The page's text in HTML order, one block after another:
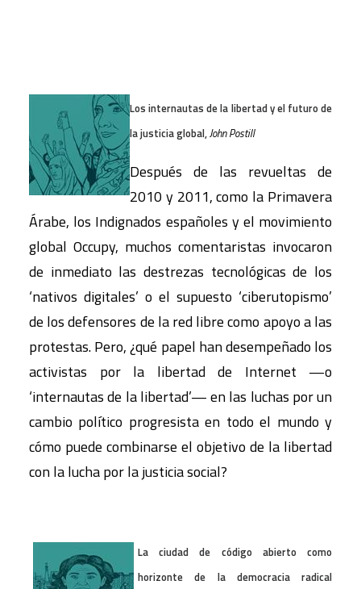
Los internautas de la libertad y el futuro de
la justicia global,John Postill
Después de las revueltas de
2010 y 2011, como la Primavera
Árabe, los Indignados españoles y el movimiento
global Occupy, muchos comentaristas invocaron
de inmediato las destrezas tecnológicas de los
‘nativos digitales’ o el supuesto ‘ciberutopismo’
de los defensores de la red libre como apoyo a las
protestas. Pero, ¿qué papel han desempeñado los
activistas por la libertad de Internet —o
‘internautas de la libertad’— en las luchas por un
cambio político progresista en todo el mundo y
cómo puede combinarse el objetivo de la libertad
con la lucha por la justicia social?
La ciudad de código abierto como
horizonte de la democracia radical